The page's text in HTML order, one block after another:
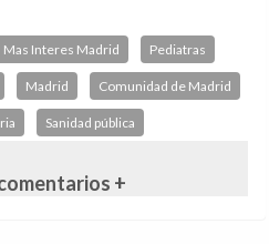
Mas Interes Madrid Pediatras
Madrid Comunidad de Madrid
Sanidad pública
+